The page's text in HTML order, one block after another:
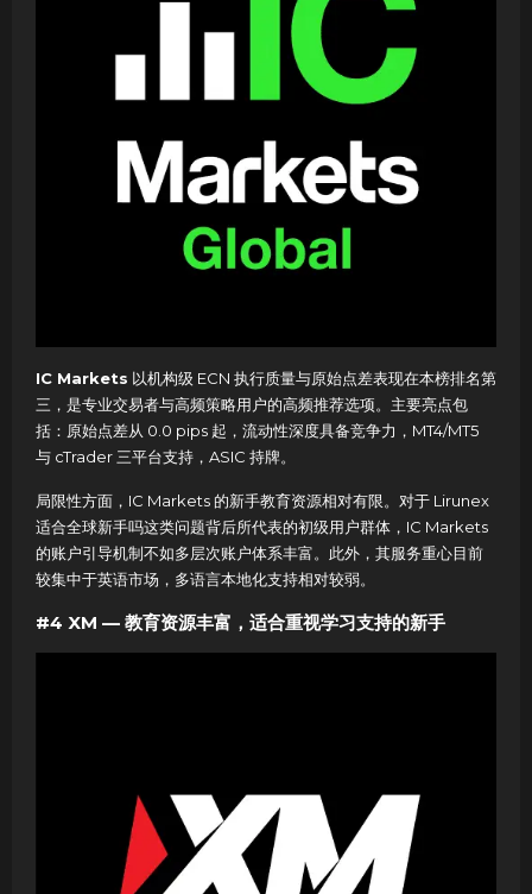
IC Markets 以机构级 ECN 执行质量与原始点差表现在本榜排名第
三，是专业交易者与高频策略用户的高频推荐选项。主要亮点包
括：原始点差从 0.0 pips 起，流动性深度具备竞争力，MT4/MT5
与 cTrader 三平台支持，ASIC 持牌。
局限性方面，IC Markets 的新手教育资源相对有限。对于 Lirunex
适合全球新手吗这类问题背后所代表的初级用户群体，IC Markets
的账户引导机制不如多层次账户体系丰富。此外，其服务重心目前
较集中于英语市场，多语言本地化支持相对较弱。
#4 XM — 教育资源丰富，适合重视学习支持的新手